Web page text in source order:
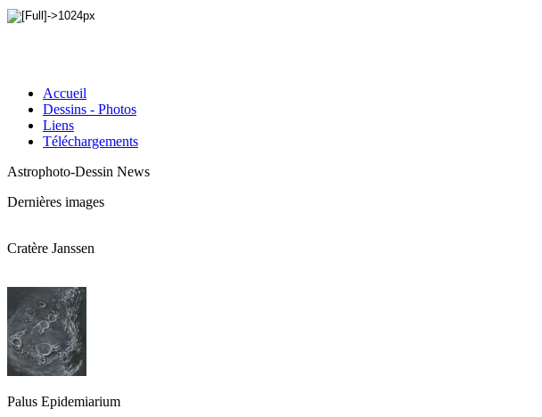
Accueil
Dessins - Photos
Liens
Téléchargements
Astrophoto-Dessin News
Dernières images
Cratère Janssen
Palus Epidemiarium